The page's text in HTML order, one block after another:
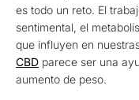
es todo un reto. El
sentimental, el
que influyen en
CBD parece ser una
aumento de peso.